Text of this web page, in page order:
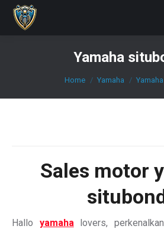
Yamaha
You are here:
Home Yamaha
Sales motor
Hallo yamahalovers,